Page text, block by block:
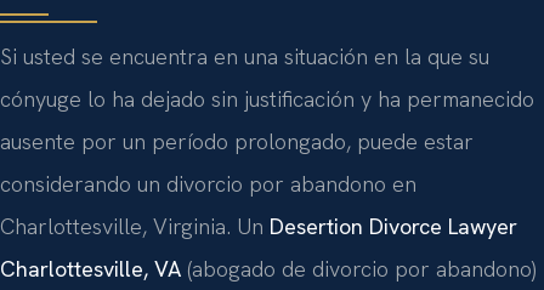
Si usted se encuentra en una situación en la que su
cónyuge lo ha dejado sin justificación y ha permanecido
ausente por un período prolongado, puede estar
considerando un divorcio por abandono en
Charlottesville, Virginia. Un Desertion Divorce Lawyer
Charlottesville, VA (abogado de divorcio por abandono)